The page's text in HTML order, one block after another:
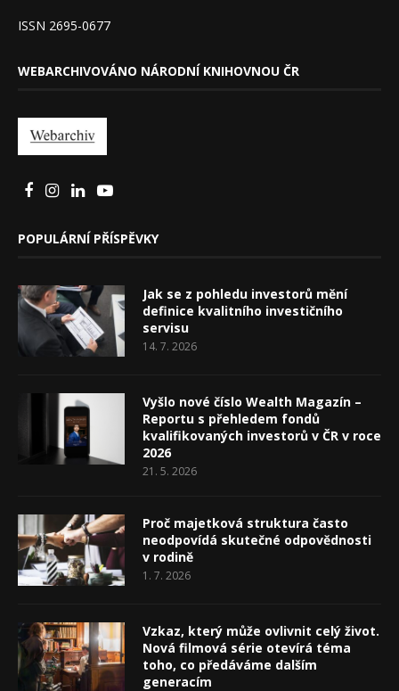
ISSN 2695-0677
WEBARCHIVOVÁNO NÁRODNÍ KNIHOVNOU ČR
POPULÁRNÍ PŘÍSPĚVKY
Jak se z pohledu investorů mění
definice kvalitního investičního
servisu
14. 7. 2026
Vyšlo nové číslo Wealth Magazín –
Reportu s přehledem fondů
kvalifikovaných investorů v ČR v roce
2026
21. 5. 2026
Proč majetková struktura často
neodpovídá skutečné odpovědnosti
v rodině
1. 7. 2026
Vzkaz, který může ovlivnit celý život.
Nová filmová série otevírá téma
toho, co předáváme dalším
generacím